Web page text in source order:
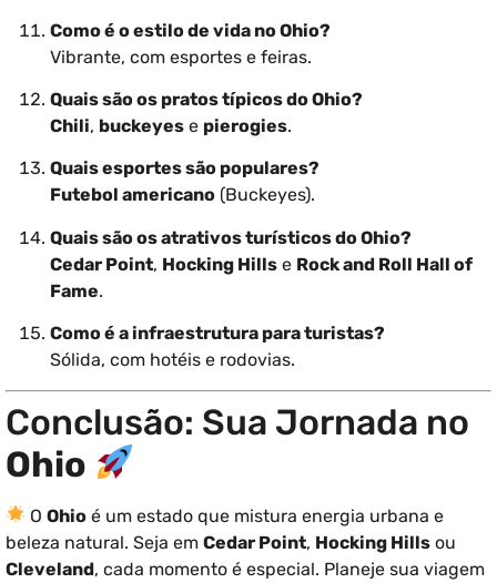
Como é o estilo de vida no Ohio?
Vibrante, com esportes e feiras.
Quais são os pratos típicos do Ohio?
Chili, buckeyes e pierogies.
Quais esportes são populares?
Futebol americano (Buckeyes).
Quais são os atrativos turísticos do Ohio?
Cedar Point, Hocking Hills e Rock and Roll Hall of
Fame.
Como é a infraestrutura para turistas?
Sólida, com hotéis e rodovias.
Conclusão: Sua Jornada no
Ohio
OOhio é um estado que mistura energia urbana e
beleza natural. Seja em Cedar Point, Hocking Hills ou
Cleveland, cada momento é especial. Planeje sua viagem